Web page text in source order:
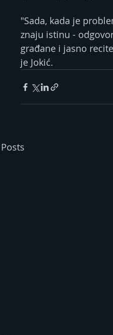
"Sada, kada je
znaju istinu -
građane i jasno
je Jokić.